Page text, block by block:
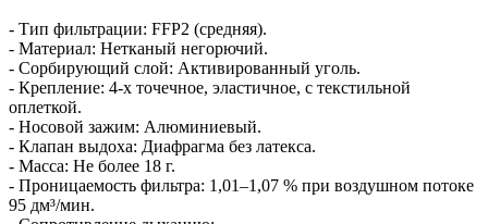
- Тип фильтрации: FFP2 (средняя).
- Материал: Нетканый негорючий.
- Сорбирующий слой: Активированный уголь.
- Крепление: 4-х точечное, эластичное, с текстильной
оплеткой.
- Носовой зажим: Алюминиевый.
- Клапан выдоха: Диафрагма без латекса.
- Масса: Не более 18 г.
- Проницаемость фильтра: 1,01–1,07 % при воздушном потоке
95 дм³/мин.